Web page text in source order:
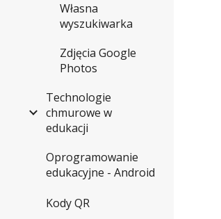
Własna
wyszukiwarka
Zdjęcia Google
Photos
Technologie
chmurowe w
edukacji
Oprogramowanie
edukacyjne - Android
Kody QR